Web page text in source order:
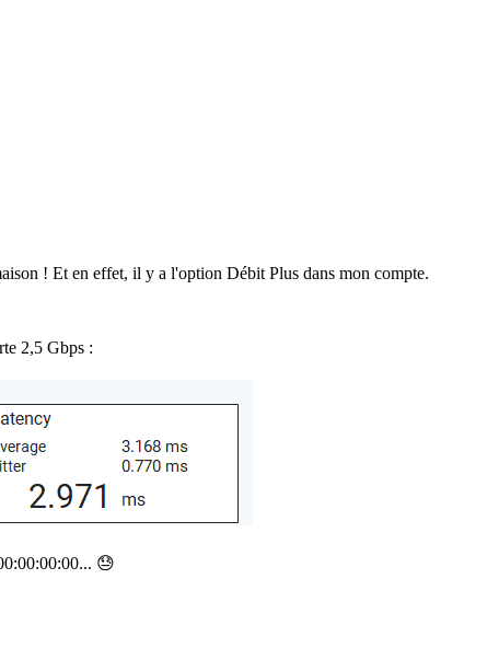
! Et en effet, il y a l'option Débit Plus dans mon compte.
2,5 Gbps :
😓